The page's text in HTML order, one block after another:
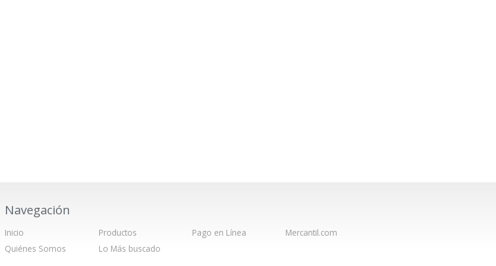
Navegación
Inicio
Quiénes Somos
Productos
Lo Más buscado
Pago en Línea Mercantil.com